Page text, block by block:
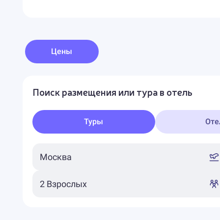
Цены
Поиск размещения или тура в отель
Туры